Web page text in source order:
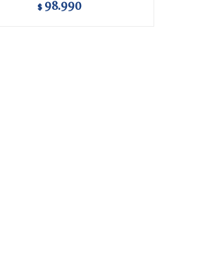
$ 98.990